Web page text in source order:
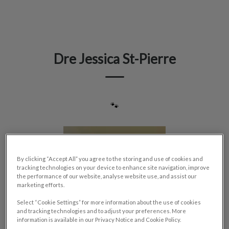
Dre Jessica St-Pierre
🐾
By clicking “Accept All” you agree to the storing and use of cookies and
tracking technologies on your device to enhance site navigation, improve
the performance of our website, analyse website use, and assist our
marketing efforts.
Select “Cookie Settings” for more information about the use of cookies
and tracking technologies and to adjust your preferences. More
information is available in our Privacy Notice and Cookie Policy.